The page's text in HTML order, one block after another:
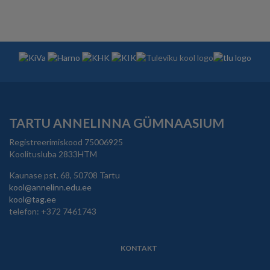
TARTU ANNELINNA GÜMNAASIUM
Registreerimiskood 75006925
Koolitusluba 2833HTM
Kaunase pst. 68, 50708 Tartu
kool@annelinn.edu.ee
kool@tag.ee
telefon: +372 7461743
KONTAKT